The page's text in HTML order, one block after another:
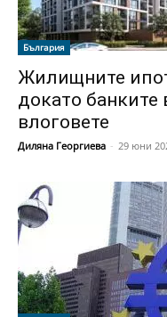
България
Жилищните
докато банките
влоговете
Диляна Георгиева - 29 юни